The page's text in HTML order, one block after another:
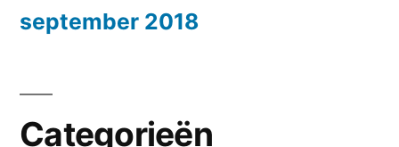
september 2018
Categorieën